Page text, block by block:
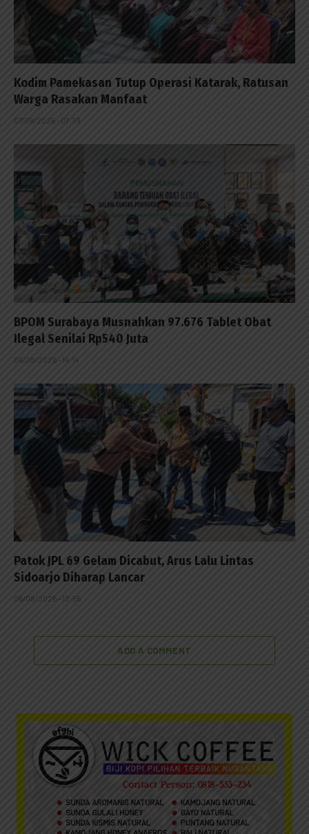
Kodim Pamekasan Tutup Operasi Katarak, Ratusan
Warga Rasakan Manfaat
07/08/2026 - 07:39
BPOM Surabaya Musnahkan 97.676 Tablet Obat
Ilegal Senilai Rp540 Juta
06/08/2026 - 14:14
Patok JPL 69 Gelam Dicabut, Arus Lalu Lintas
Sidoarjo Diharap Lancar
06/08/2026 - 12:55
ADD A COMMENT